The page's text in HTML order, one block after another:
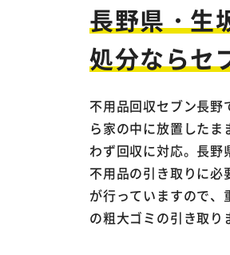
長野県・生
処分ならセ
不用品回収セブン長
ら家の中に放置した
わず回収に対応。長野
不用品の引き取りに必
が行っていますので
の粗大ゴミの引き取り